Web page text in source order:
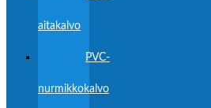
aitakalvo
PVC-
nurmikkokalvo